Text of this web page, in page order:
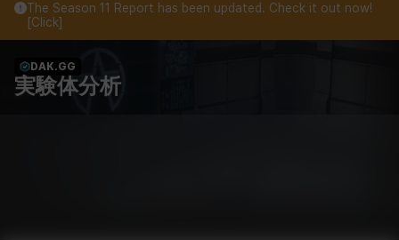
The Season 11 Report has been updated. Check it out now!
[Click]
DAK.GG
実験体分析